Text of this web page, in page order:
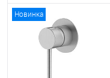
Новинка